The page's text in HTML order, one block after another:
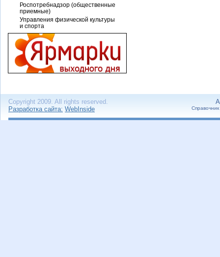
Роспотребнадзор (общественные
приемные)
Управления физической культуры
и спорта
Copyright 2009. All rights reserved.
Разработка сайта: WebInside